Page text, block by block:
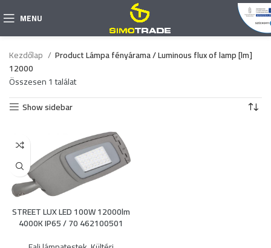
MENU
Kezdőlap
Product Lámpa fényárama / Luminous flux of lamp [lm]
12000
Összesen 1 találat
Show sidebar
STREET LUX LED 100W 12000lm
4000K IP65 / 70 462100501